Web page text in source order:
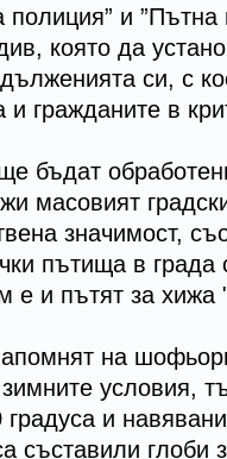
полиция” и
която да
си, с
и гражданите в
бъдат
масовият
значимост,
пътища в града
е и пътят за хижа
на
условия,
и
съставили глоби